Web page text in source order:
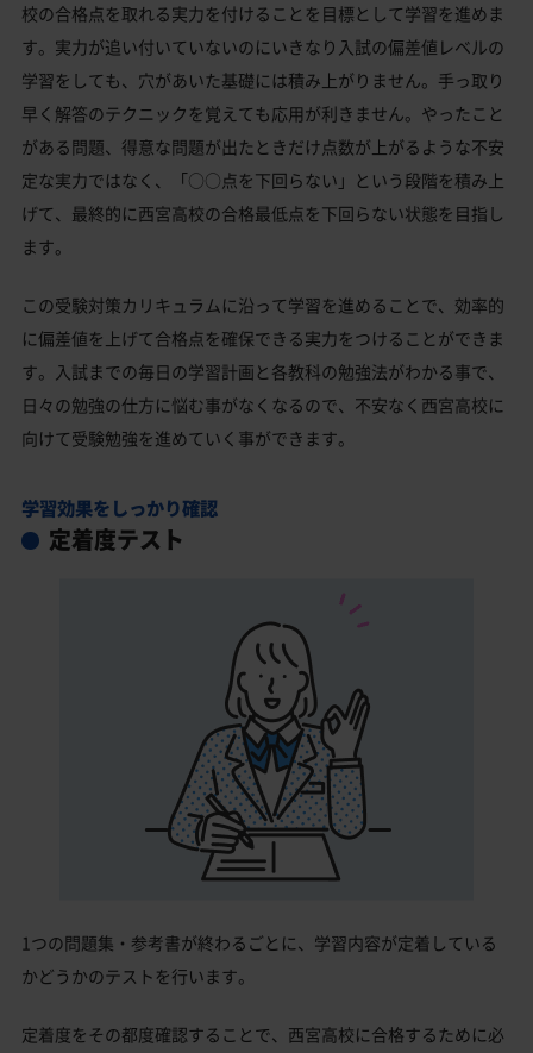
校の合格点を取れる実力を付けることを目標として学習を進めま
す。実力が追い付いていないのにいきなり入試の偏差値レベルの
学習をしても、穴があいた基礎には積み上がりません。手っ取り
早く解答のテクニックを覚えても応用が利きません。やったこと
がある問題、得意な問題が出たときだけ点数が上がるような不安
定な実力ではなく、「○○点を下回らない」という段階を積み上
げて、最終的に西宮高校の合格最低点を下回らない状態を目指し
ます。
この受験対策カリキュラムに沿って学習を進めることで、効率的
に偏差値を上げて合格点を確保できる実力をつけることができま
す。入試までの毎日の学習計画と各教科の勉強法がわかる事で、
日々の勉強の仕方に悩む事がなくなるので、不安なく西宮高校に
向けて受験勉強を進めていく事ができます。
学習効果をしっかり確認
定着度テスト
1つの問題集・参考書が終わるごとに、学習内容が定着している
かどうかのテストを行います。
定着度をその都度確認することで、西宮高校に合格するために必